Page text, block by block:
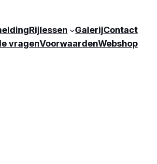
Rijlessen GalerijContact
vragenVoorwaardenWebshop